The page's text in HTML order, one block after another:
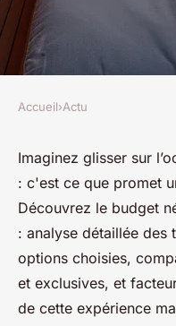
Prix d'une
avec le
Théo•29 avril 2024• 3
Accueil›Actu
Imaginez glisser sur
: c'est ce que promet
Découvrez le budget
: analyse détaillée des
options choisies,
et exclusives, et
de cette expérience